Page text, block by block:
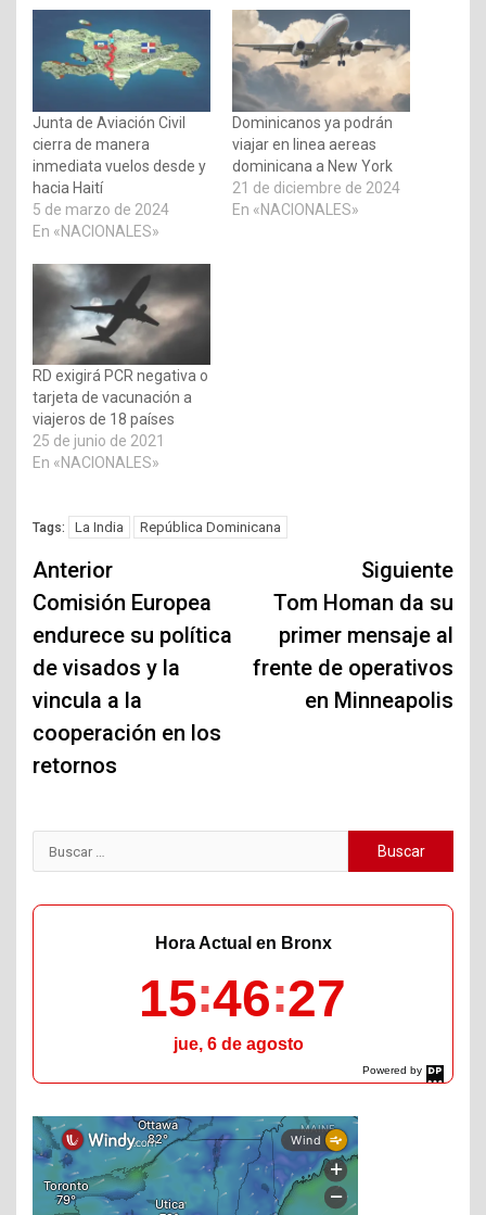
Junta de Aviación Civil
cierra de manera
inmediata vuelos desde y
hacia Haití
5 de marzo de 2024
En «NACIONALES»
Dominicanos ya podrán
viajar en linea aereas
dominicana a New York
21 de diciembre de 2024
En «NACIONALES»
RD exigirá PCR negativa o
tarjeta de vacunación a
viajeros de 18 países
25 de junio de 2021
En «NACIONALES»
Tags: La India República Dominicana
Navegación
de
entradas
Anterior
Comisión Europea
endurece su política
de visados y la
vincula a la
cooperación en los
retornos
Siguiente
Tom Homan da su
primer mensaje al
frente de operativos
en Minneapolis
Buscar:
Powered by
DaysPedia.com
Hora Actual en Bronx
15 46 28
jue, 6 de agosto